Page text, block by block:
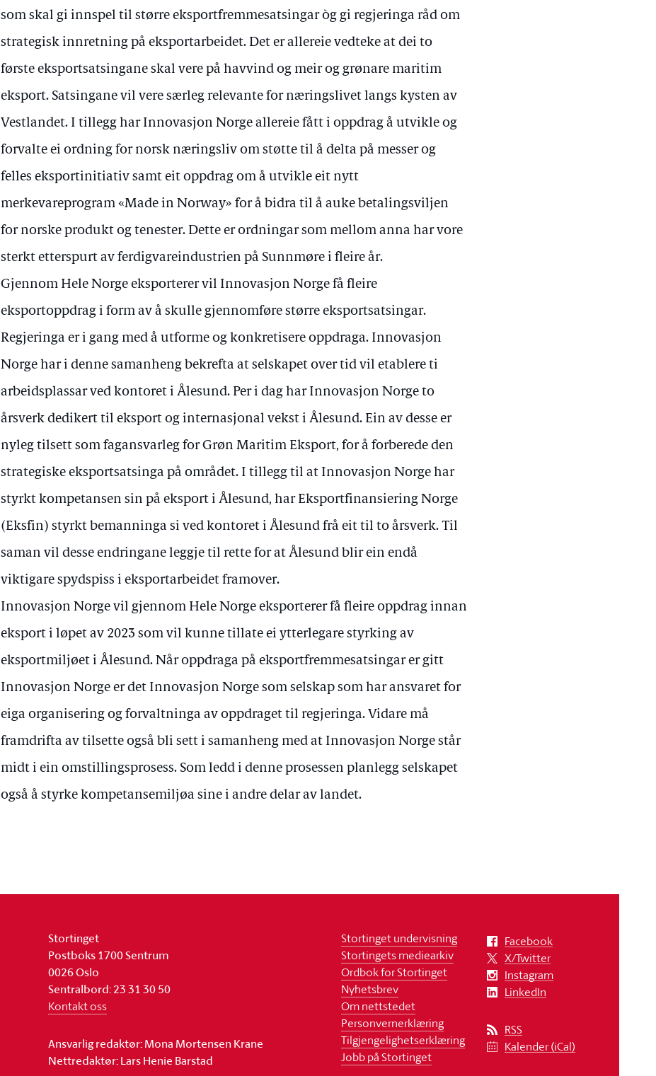
som skal gi innspel til større eksportfremmesatsingar òg gi regjeringa råd om
strategisk innretning på eksportarbeidet. Det er allereie vedteke at dei to
første eksportsatsingane skal vere på havvind og meir og grønare maritim
eksport. Satsingane vil vere særleg relevante for næringslivet langs kysten av
Vestlandet. I tillegg har Innovasjon Norge allereie fått i oppdrag å utvikle og
forvalte ei ordning for norsk næringsliv om støtte til å delta på messer og
felles eksportinitiativ samt eit oppdrag om å utvikle eit nytt
merkevareprogram «Made in Norway» for å bidra til å auke betalingsviljen
for norske produkt og tenester. Dette er ordningar som mellom anna har vore
sterkt etterspurt av ferdigvareindustrien på Sunnmøre i fleire år.
Gjennom Hele Norge eksporterer vil Innovasjon Norge få fleire
eksportoppdrag i form av å skulle gjennomføre større eksportsatsingar.
Regjeringa er i gang med å utforme og konkretisere oppdraga. Innovasjon
Norge har i denne samanheng bekrefta at selskapet over tid vil etablere ti
arbeidsplassar ved kontoret i Ålesund. Per i dag har Innovasjon Norge to
årsverk dedikert til eksport og internasjonal vekst i Ålesund. Ein av desse er
nyleg tilsett som fagansvarleg for Grøn Maritim Eksport, for å forberede den
strategiske eksportsatsinga på området. I tillegg til at Innovasjon Norge har
styrkt kompetansen sin på eksport i Ålesund, har Eksportfinansiering Norge
(Eksfin) styrkt bemanninga si ved kontoret i Ålesund frå eit til to årsverk. Til
saman vil desse endringane leggje til rette for at Ålesund blir ein endå
viktigare spydspiss i eksportarbeidet framover.
Innovasjon Norge vil gjennom Hele Norge eksporterer få fleire oppdrag innan
eksport i løpet av 2023 som vil kunne tillate ei ytterlegare styrking av
eksportmiljøet i Ålesund. Når oppdraga på eksportfremmesatsingar er gitt
Innovasjon Norge er det Innovasjon Norge som selskap som har ansvaret for
eiga organisering og forvaltninga av oppdraget til regjeringa. Vidare må
framdrifta av tilsette også bli sett i samanheng med at Innovasjon Norge står
midt i ein omstillingsprosess. Som ledd i denne prosessen planlegg selskapet
også å styrke kompetansemiljøa sine i andre delar av landet.
Stortinget
Postboks 1700 Sentrum
0026 Oslo
Sentralbord: 23 31 30 50
Kontakt oss
Ansvarlig redaktør: Mona Mortensen Krane
Nettredaktør: Lars Henie Barstad
Stortinget undervisning
Stortingets mediearkiv
Ordbok for Stortinget
Nyhetsbrev
Om nettstedet
Personvernerklæring
Tilgjengelighetserklæring
Jobb på Stortinget
Facebook
X/Twitter
Instagram
LinkedIn
RSS
Kalender (iCal)